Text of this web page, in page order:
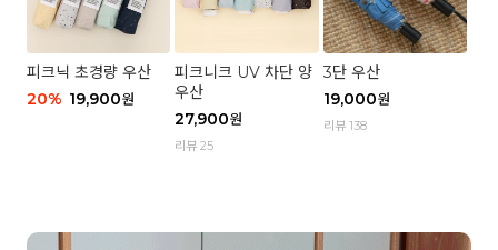
피크닉 초경량 우산
20% 19,900원
피크니크 UV 차단 양
우산
27,900원
리뷰 25
3단 우산
19,000원
리뷰 138